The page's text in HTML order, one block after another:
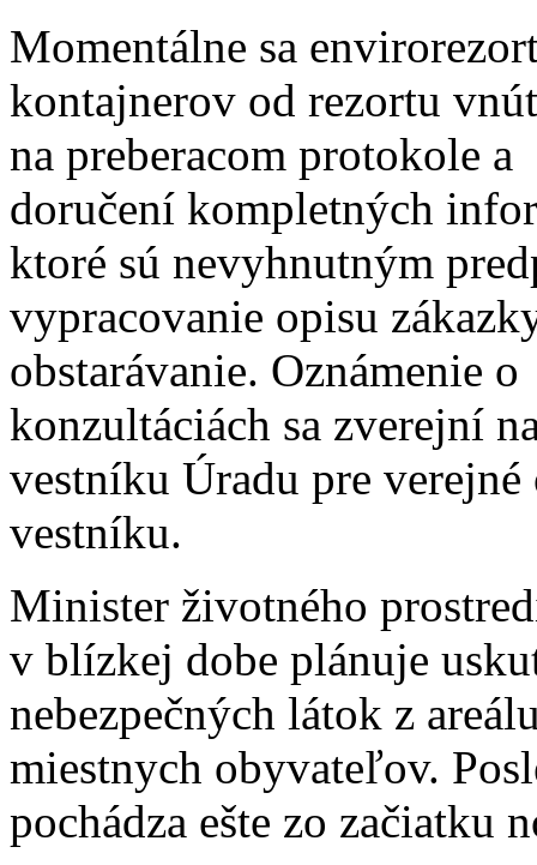
Momentálne sa
kontajnerov od rezortu
na preberacom protokole
doručení kompletných
ktoré sú nevyhnutným
vypracovanie opisu
obstarávanie. Oznámenie
konzultáciách sa zverejní
vestníku Úradu pre verejné
vestníku.
Minister životného
v blízkej dobe plánuje
nebezpečných látok z
miestnych obyvateľov.
pochádza ešte zo začiatku